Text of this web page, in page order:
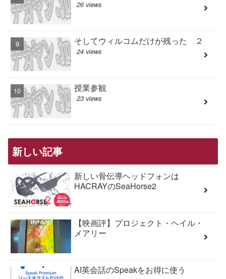
26 views
そしてウィルコムだけが残った ２
24 views
授業参観
23 views
新しい記事
新しい骨伝導ヘッドフォンは
HACRAYのSeaHorse2
【映画評】プロジェクト・ヘイル・
メアリー
AI英会話のSpeakをお得に使う